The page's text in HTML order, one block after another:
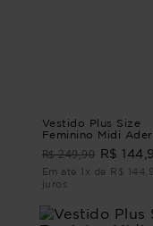
Vestido Plus Size
Feminino Midi
R$ 249,90 R$
Em até 1x de R$
juros